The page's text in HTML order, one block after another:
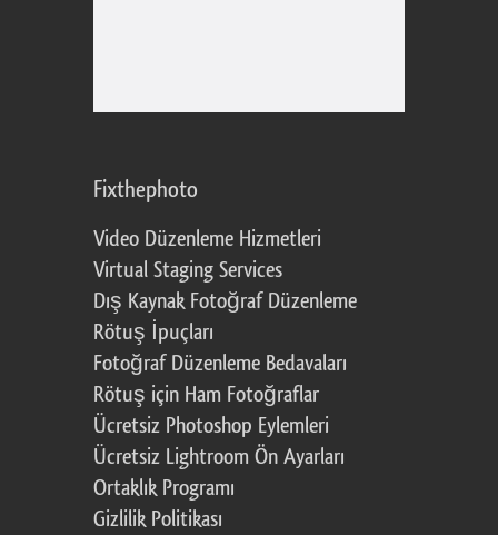
Fixthephoto
Video Düzenleme Hizmetleri
Virtual Staging Services
Dış Kaynak Fotoğraf Düzenleme
Rötuş İpuçları
Fotoğraf Düzenleme Bedavaları
Rötuş için Ham Fotoğraflar
Ücretsiz Photoshop Eylemleri
Ücretsiz Lightroom Ön Ayarları
Ortaklık Programı
Gizlilik Politikası